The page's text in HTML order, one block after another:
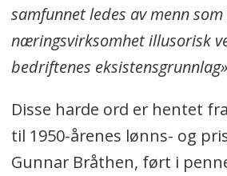
samfunnet ledes av menn
næringsvirksomhet illusorisk
bedriftenes eksistensgrunnlag»
Disse harde ord er hentet
til 1950-årenes lønns- og
Gunnar Bråthen, ført i